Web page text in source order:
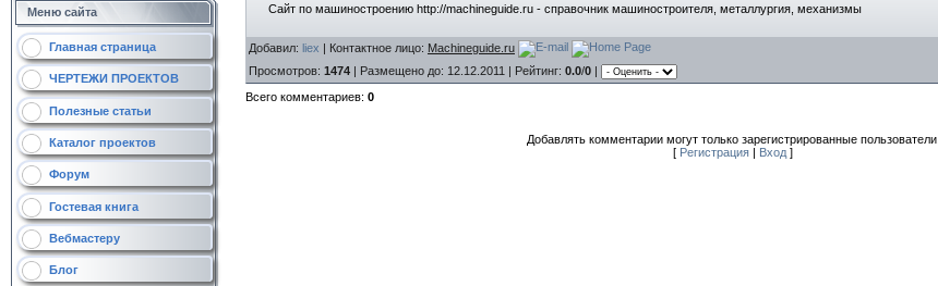
Меню сайта
Главная страница
ЧЕРТЕЖИ ПРОЕКТОВ
Полезные статьи
Каталог проектов
Форум
Гостевая книга
Вебмастеру
Блог
Сайт по машиностроению http://machineguide.ru - справочник машиностроителя, металлургия, механизмы
Добавил: liex | Контактное лицо: Machineguide.ru
Просмотров: 1474 | Размещено до: 12.12.2011 | Рейтинг: 0.0/0 |
Всего комментариев: 0
Добавлять комментарии могут только зарегистрированные пользователи.
[ Регистрация | Вход ]